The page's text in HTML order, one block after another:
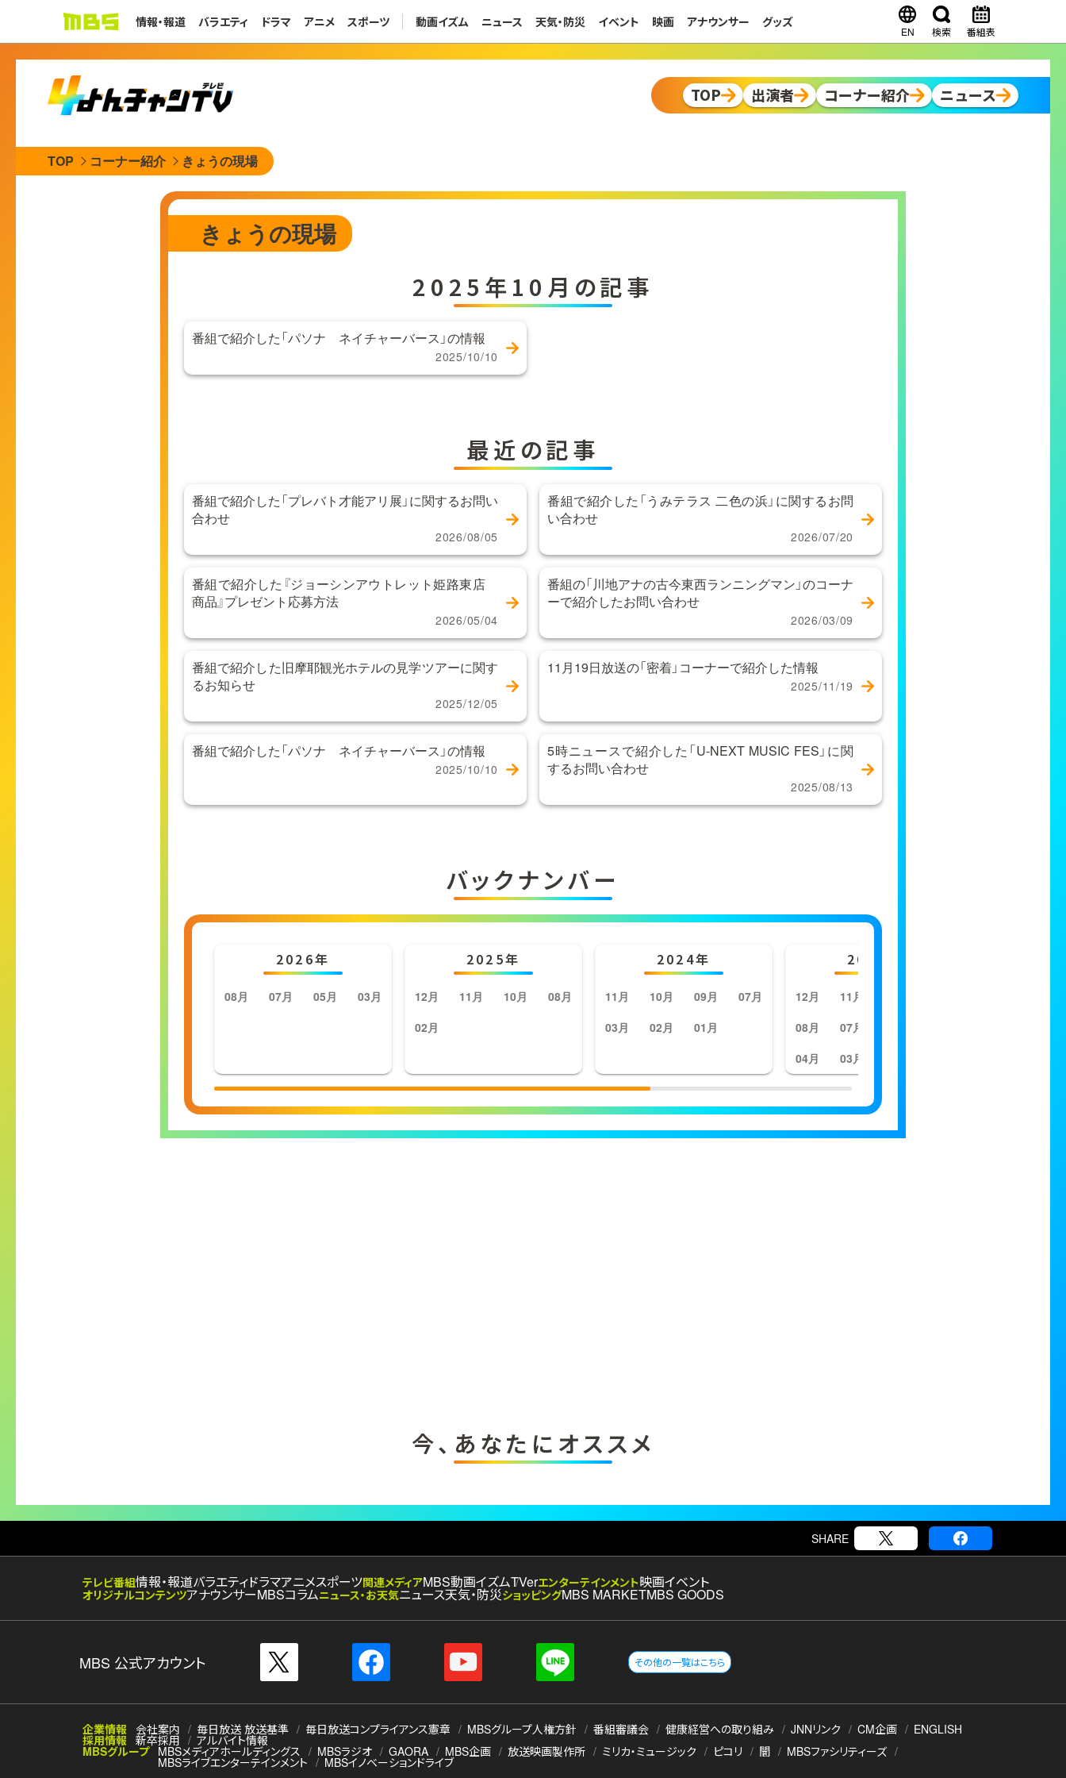
情報・報道 バラエティ ドラマ アニメ スポーツ 動画イズム ニュース 天気・防災 イベント 映画 アナウンサー グッズ
EN 検索 番組表
TOP 出演者 コーナー紹介 ニュース
TOP コーナー紹介 きょうの現場
きょうの現場
2025年10月の記事
番組で紹介した「パソナ ネイチャーバース」の情報
2025/10/10
最近の記事
番組で紹介した「プレバト才能アリ展」に関するお問い
合わせ
2026/08/05
番組で紹介した「うみテラス 二色の浜」に関するお問
い合わせ
2026/07/20
番組で紹介した『ジョーシンアウトレット姫路東店
商品』プレゼント応募方法
2026/05/04
番組の「川地アナの古今東西ランニングマン」のコーナ
ーで紹介したお問い合わせ
2026/03/09
番組で紹介した旧摩耶観光ホテルの見学ツアーに関す
るお知らせ
2025/12/05
11月19日放送の「密着」コーナーで紹介した情報
2025/11/19
番組で紹介した「パソナ ネイチャーバース」の情報
2025/10/10
5時ニュースで紹介した「U-NEXT MUSIC FES」に関
するお問い合わせ
2025/08/13
バックナンバー
2026年
08月 07月 05月 03月
2025年
12月 11月 10月
08月
02月
2024年
11月 10月 09月
07月
03月
02月 01月
2023年
12月 11月
08月
07月
04月
03月
今、あなたにオススメ
SHARE
テレビ番組情報・報道バラエティドラマアニメスポーツ関連メディアMBS動画イズムTVerエンターテインメント映画イベント
オリジナルコンテンツアナウンサーMBSコラムニュース・お天気ニュース天気・防災ショッピングMBS MARKETMBS GOODS
MBS 公式アカウント その他の一覧はこちら
企業情報 会社案内 毎日放送 放送基準 毎日放送コンプライアンス憲章 MBSグループ人権方針 番組審議会 健康経営への取り組み JNNリンク CM企画 ENGLISH
採用情報 新卒採用 アルバイト情報
MBSグループ MBSメディアホールディングス MBSラジオ GAORA MBS企画 放送映画製作所 ミリカ・ミュージック ピコリ 闇 MBSファシリティーズ
MBSライブエンターテインメント MBSイノベーションドライブ